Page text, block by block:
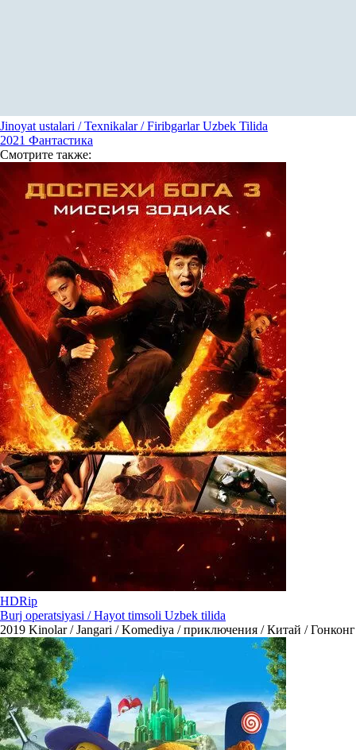
Jinoyat ustalari / Texnikalar / Firibgarlar Uzbek Tilida
2021 Фантастика
Смотрите также:
HDRip
Burj operatsiyasi / Hayot timsoli Uzbek tilida
2019 Kinolar / Jangari / Komediya / приключения / Китай / Гонконг